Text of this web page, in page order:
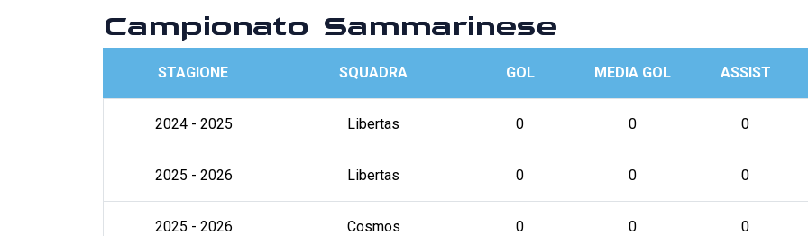
Campionato Sammarinese
STAGIONE SQUADRA GOL MEDIA GOL ASSIST
2024 - 2025 Libertas 0 0 0
2025 - 2026 Libertas 0 0 0
2025 - 2026 Cosmos 0 0 0